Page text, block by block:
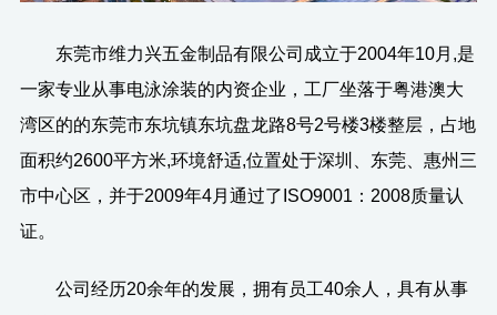
东莞市维力兴五金制品有限公司成立于2004年10月,是
一家专业从事电泳涂装的内资企业，工厂坐落于粤港澳大
湾区的的东莞市东坑镇东坑盘龙路8号2号楼3楼整层，占地
面积约2600平方米,环境舒适,位置处于深圳、东莞、惠州三
市中心区，并于2009年4月通过了ISO9001：2008质量认
证。
公司经历20余年的发展，拥有员工40余人，具有从事